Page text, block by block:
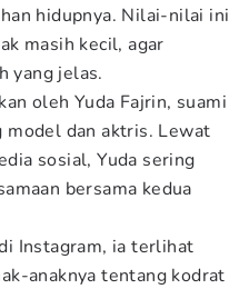
hidupnya. Nilai-nilai ini
masih kecil, agar
yang jelas.
oleh Yuda Fajrin, suami
model dan aktris. Lewat
sosial, Yuda sering
bersama kedua
Instagram, ia terlihat
anaknya tentang kodrat